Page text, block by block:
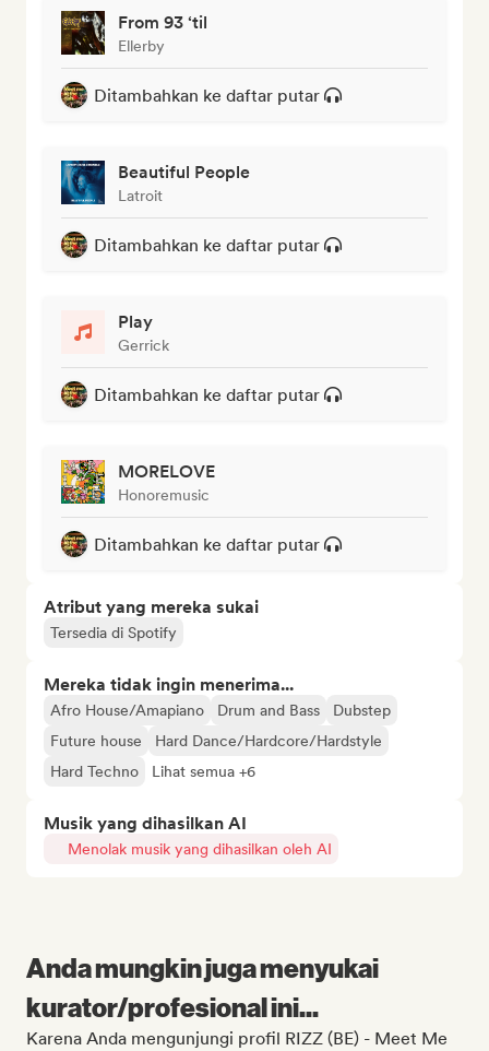
From 93 ‘til
Ellerby
Ditambahkan ke daftar putar
Beautiful People
Latroit
Ditambahkan ke daftar putar
Play
Gerrick
Ditambahkan ke daftar putar
MORELOVE
Honoremusic
Ditambahkan ke daftar putar
Atribut yang mereka sukai
Tersedia di Spotify
Mereka tidak ingin menerima...
Afro House/Amapiano Drum and Bass
Dubstep
Future house
Hard Dance/Hardcore/Hardstyle
Hard Techno
Lihat semua +6
Musik yang dihasilkan AI
Menolak musik yang dihasilkan oleh AI
Anda mungkin juga menyukai
kurator/profesional ini...
Karena Anda mengunjungi profil RIZZ (BE) - Meet Me